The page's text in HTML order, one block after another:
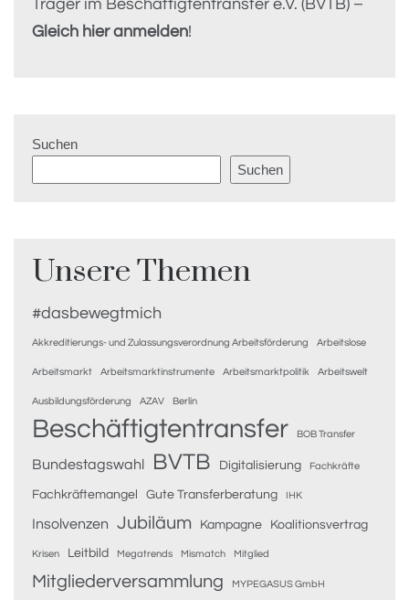
Träger im Beschäftigtentransfer e.V. (BVTB) –
Gleich hier anmelden!
Suchen
Suchen
Unsere Themen
#dasbewegtmich
Akkreditierungs- und Zulassungsverordnung Arbeitsförderung Arbeitslose
Arbeitsmarkt Arbeitsmarktinstrumente Arbeitsmarktpolitik Arbeitswelt
Ausbildungsförderung AZAV Berlin
Beschäftigtentransfer BOB Transfer
Bundestagswahl BVTB Digitalisierung Fachkräfte
Fachkräftemangel Gute Transferberatung IHK
Insolvenzen Jubiläum Kampagne Koalitionsvertrag
Krisen Leitbild Megatrends Mismatch Mitglied
Mitgliederversammlung MYPEGASUS GmbH